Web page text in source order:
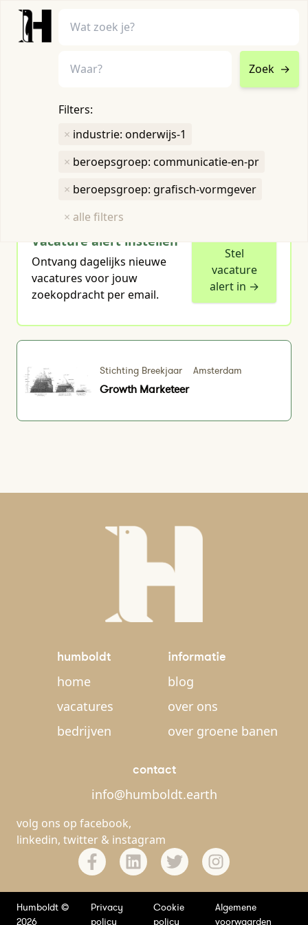
Zoek →
Filters:
× industrie: onderwijs-1
× beroepsgroep: communicatie-en-pr
× beroepsgroep: grafisch-vormgever
× alle filters
Humboldt heeft1groene vacature
voor je gevonden
Vacature alert instellen
Ontvang dagelijks nieuwe
vacatures voor jouw
zoekopdracht per email.
Stel
vacature
alert in →
Stichting Breekjaar Amsterdam
Growth Marketeer
humboldt
home
vacatures
bedrijven
informatie
blog
over ons
over groene banen
contact
info@humboldt.earth
volg ons op facebook,
linkedin, twitter & instagram
Humboldt ©
2026
Privacy
policy
Cookie
policy
Algemene
voorwaarden